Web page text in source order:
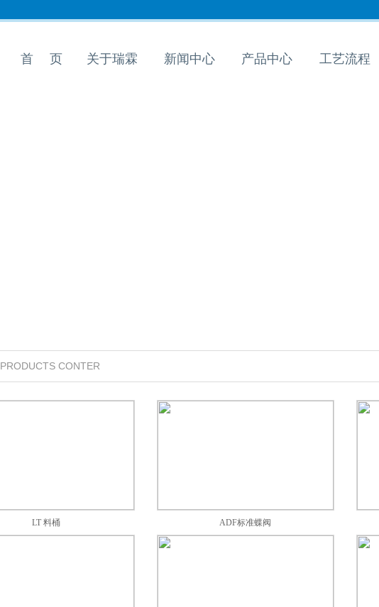
首 页 关于瑞霖 新闻中心 产品中心 工艺流程
PRODUCTS CONTER
LT 料桶 ADF标准蝶阀